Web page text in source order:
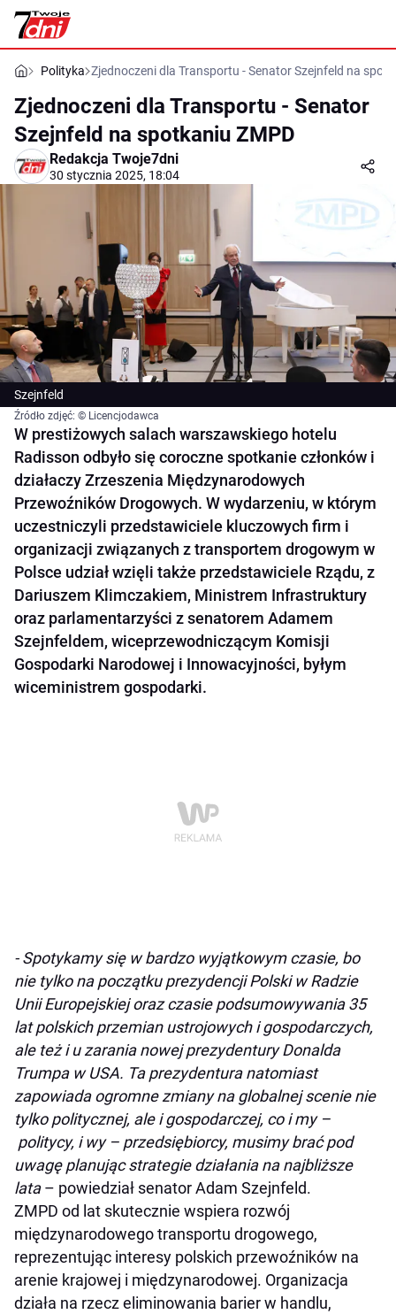
Polityka Zjednoczeni dla Transportu - Senator Szejnfeld na
Zjednoczeni dla Transportu - Senator
Szejnfeld na spotkaniu ZMPD
Redakcja Twoje7dni
30 stycznia 2025, 18:04
Szejnfeld
Źródło zdjęć: © Licencjodawca
W prestiżowych salach warszawskiego hotelu
Radisson odbyło się coroczne spotkanie członków i
działaczy Zrzeszenia Międzynarodowych
Przewoźników Drogowych. W wydarzeniu, w którym
uczestniczyli przedstawiciele kluczowych firm i
organizacji związanych z transportem drogowym w
Polsce udział wzięli także przedstawiciele Rządu, z
Dariuszem Klimczakiem, Ministrem Infrastruktury
oraz parlamentarzyści z senatorem Adamem
Szejnfeldem, wiceprzewodniczącym Komisji
Gospodarki Narodowej i Innowacyjności, byłym
wiceministrem gospodarki.
- Spotykamy się w bardzo wyjątkowym czasie, bo
nie tylko na początku prezydencji Polski w Radzie
Unii Europejskiej oraz czasie podsumowywania 35
lat polskich przemian ustrojowych i gospodarczych,
ale też i u zarania nowej prezydentury Donalda
Trumpa w USA. Ta prezydentura natomiast
zapowiada ogromne zmiany na globalnej scenie nie
tylko politycznej, ale i gospodarczej, co i my –
politycy, i wy – przedsiębiorcy, musimy brać pod
uwagę planując strategie działania na najbliższe
lata– powiedział senator Adam Szejnfeld.
ZMPD od lat skutecznie wspiera rozwój
międzynarodowego transportu drogowego,
reprezentując interesy polskich przewoźników na
arenie krajowej i międzynarodowej. Organizacja
działa na rzecz eliminowania barier w handlu,